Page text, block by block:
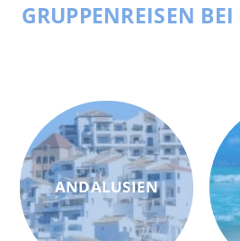
GRUPPENREISEN BEI
ANDALUSIEN